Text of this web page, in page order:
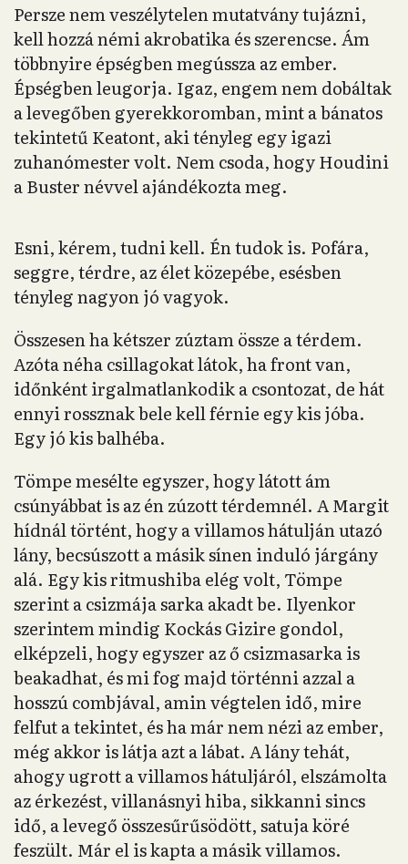
Persze nem veszélytelen mutatvány tujázni,
kell hozzá némi akrobatika és szerencse. Ám
többnyire épségben megússza az ember.
Épségben leugorja. Igaz, engem nem dobáltak
a levegőben gyerekkoromban, mint a bánatos
tekintetű Keatont, aki tényleg egy igazi
zuhanómester volt. Nem csoda, hogy Houdini
a Buster névvel ajándékozta meg.
Esni, kérem, tudni kell. Én tudok is. Pofára,
seggre, térdre, az élet közepébe, esésben
tényleg nagyon jó vagyok.
Összesen ha kétszer zúztam össze a térdem.
Azóta néha csillagokat látok, ha front van,
időnként irgalmatlankodik a csontozat, de hát
ennyi rossznak bele kell férnie egy kis jóba.
Egy jó kis balhéba.
Tömpe mesélte egyszer, hogy látott ám
csúnyábbat is az én zúzott térdemnél. A Margit
hídnál történt, hogy a villamos hátulján utazó
lány, becsúszott a másik sínen induló járgány
alá. Egy kis ritmushiba elég volt, Tömpe
szerint a csizmája sarka akadt be. Ilyenkor
szerintem mindig Kockás Gizire gondol,
elképzeli, hogy egyszer az ő csizmasarka is
beakadhat, és mi fog majd történni azzal a
hosszú combjával, amin végtelen idő, mire
felfut a tekintet, és ha már nem nézi az ember,
még akkor is látja azt a lábat. A lány tehát,
ahogy ugrott a villamos hátuljáról, elszámolta
az érkezést, villanásnyi hiba, sikkanni sincs
idő, a levegő összesűrűsödött, satuja köré
feszült. Már el is kapta a másik villamos.